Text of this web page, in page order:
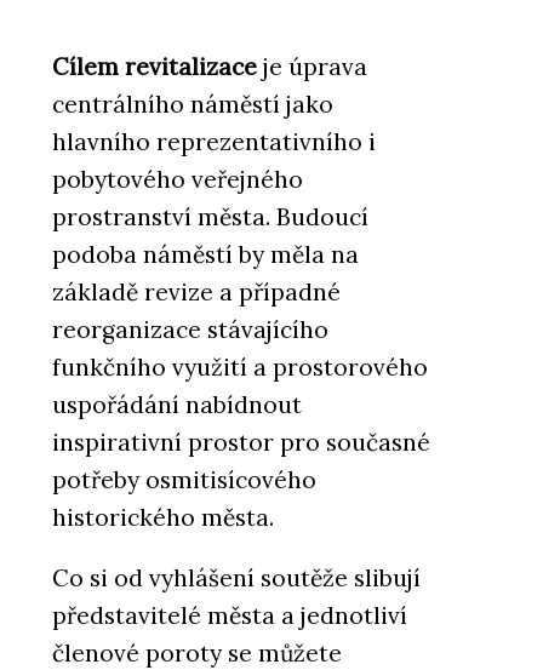
Cílem revitalizace je úprava
centrálního náměstí jako
hlavního reprezentativního i
pobytového veřejného
prostranství města. Budoucí
podoba náměstí by měla na
základě revize a případné
reorganizace stávajícího
funkčního využití a prostorového
uspořádání nabídnout
inspirativní prostor pro současné
potřeby osmitisícového
historického města.
Co si od vyhlášení soutěže slibují
představitelé města a jednotliví
členové poroty se můžete